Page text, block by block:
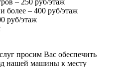
более – 400 руб/этаж
руб/этаж
просим Вас обеспечить
нашей машины к месту